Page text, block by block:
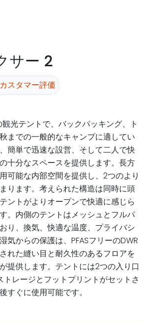
サー 2
スタマー評価
観光テントで、バックパッキング、ト
までの一般的なキャンプに適してい
簡単で迅速な設営、そして二人で快
十分なスペースを提供します。長方
可能な内部空間を提供し、2つのより
ります。考えられた構造は同時に頭
ントがよりオープンで快適に感じら
。内側のテントはメッシュとフルパ
り、換気、快適な温度、プライバシ
気からの保護は、PFASフリーのDWR
れた縫い目と耐久性のあるフロアを
提供します。テントには2つの入り口
トレージとフットプリントがセットさ
すぐに使用可能です。